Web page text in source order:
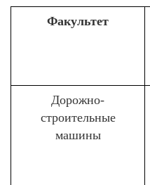
Факультет
Дорожно-
строительные
машины